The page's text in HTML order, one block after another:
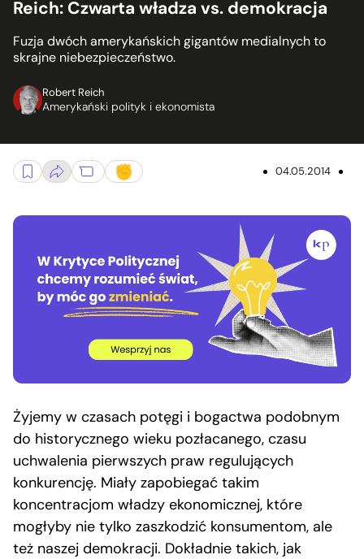
Reich: Czwarta władza vs. demokracja
Fuzja dwóch amerykańskich gigantów medialnych to
skrajne niebezpieczeństwo.
Robert Reich
Amerykański polityk i ekonomista
04.05.2014
Żyjemy w czasach potęgi i bogactwa podobnym
do historycznego wieku pozłacanego, czasu
uchwalenia pierwszych praw regulujących
konkurencję. Miały zapobiegać takim
koncentracjom władzy ekonomicznej, które
mogłyby nie tylko zaszkodzić konsumentom, ale
też naszej demokracji. Dokładnie takich, jak